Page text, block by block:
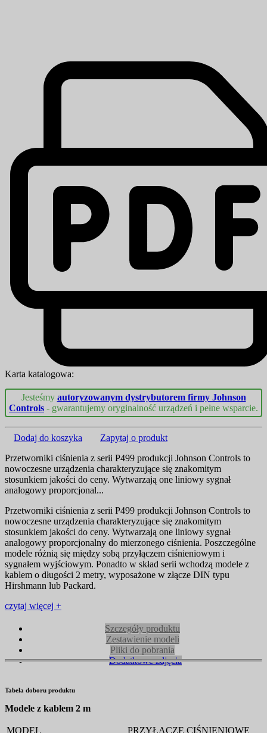
Karta katalogowa:
Jesteśmy autoryzowanym dystrybutorem firmy Johnson
Controls - gwarantujemy oryginalność urządzeń i pełne wsparcie.
Dodaj do koszyka
Zapytaj o produkt
Przetworniki ciśnienia z serii P499 produkcji Johnson Controls to
nowoczesne urządzenia charakteryzujące się znakomitym
stosunkiem jakości do ceny. Wytwarzają one liniowy sygnał
analogowy proporcjonal...
Przetworniki ciśnienia z serii P499 produkcji Johnson Controls to
nowoczesne urządzenia charakteryzujące się znakomitym
stosunkiem jakości do ceny. Wytwarzają one liniowy sygnał
analogowy proporcjonalny do mierzonego ciśnienia. Poszczególne
modele różnią się między sobą przyłączem ciśnieniowym i
sygnałem wyjściowym. Ponadto w skład serii wchodzą modele z
kablem o długości 2 metry, wyposażone w złącze DIN typu
Hirshmann lub Packard.
czytaj więcej +
Szczegóły produktu
Zestawienie modeli
Pliki do pobrania
Dodatkowe zdjęcia
Tabela doboru produktu
Modele z kablem 2 m
MODEL
PRZYŁĄCZE CIŚNIENIOWE